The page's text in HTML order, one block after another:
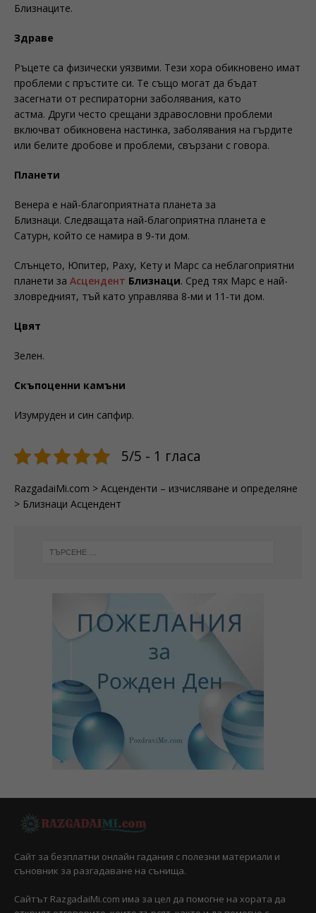
Близнаците.
Здраве
Ръцете са физически уязвими. Тези хора обикновено имат
проблеми с пръстите си. Те също могат да бъдат
засегнати от респираторни заболявания, като
астма. Други често срещани здравословни проблеми
включват обикновена настинка, заболявания на гърдите
или белите дробове и проблеми, свързани с говора.
Планети
Венера е най-благоприятната планета за
Близнаци. Следващата най-благоприятна планета е
Сатурн, който се намира в 9-ти дом.
Слънцето, Юпитер, Раху, Кету и Марс са неблагоприятни
планети за Асцендент Близнаци. Сред тях Марс е най-
зловредният, тъй като управлява 8-ми и 11-ти дом.
Цвят
Зелен.
Скъпоценни камъни
Изумруден и син сапфир.
5/5 - 1 гласа
RazgadaiMi.com > Асценденти – изчисляване и определяне
> Близнаци Асцендент
Сайт за безплатни онлайн гадания с полезни материали и
съновник за разгадаване на сънища.
Сайтът RazgadaiMi.com има за цел да помогне на хората да